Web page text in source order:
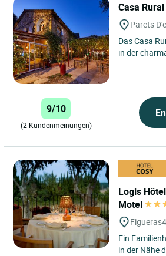
Casa
Parets
Das Casa
in der
9/10
(2 Kundenmeinungen)
Logis
Motel
Figueras
Ein
in der Nähe